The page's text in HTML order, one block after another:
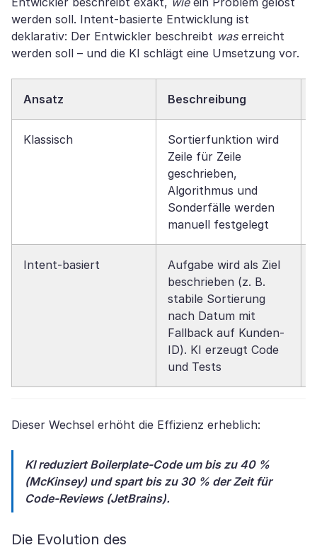
werden soll. Intent-basierte Entwicklung ist
deklarativ: Der Entwickler beschreibt waserreicht
werden soll – und die KI schlägt eine Umsetzung vor.
Ansatz Beschreibung
Klassisch
Sortierfunktion wird
Zeile für Zeile
geschrieben,
Algorithmus und
Sonderfälle werden
manuell festgelegt
Intent-basiert
Aufgabe wird als Ziel
beschrieben (z. B.
stabile Sortierung
nach Datum mit
Fallback auf Kunden-
ID). KI erzeugt Code
und Tests
Dieser Wechsel erhöht die Effizienz erheblich:
KI reduziert Boilerplate-Code um bis zu 40 %
(McKinsey) und spart bis zu 30 % der Zeit für
Code-Reviews (JetBrains).
Die Evolution des